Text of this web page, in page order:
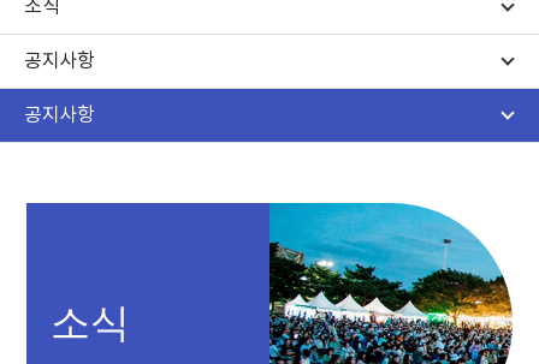
소식
공지사항
공지사항
소식